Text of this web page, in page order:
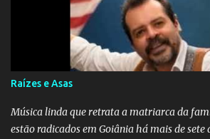
a de retenção de doações e o transporte de
apreensão na população já fragilizada por
Tamanha é a seriedade do problema que o
precisou criar uma força-tarefa para checar
desinformações, chegando ao ponto de o
O Negacionismo Climático da Extrema
de fake news não é uma surpresa, pois faz
Raízes e Asas
Música linda que retrata a matriarca da
estão radicados em Goiânia há mais de sete